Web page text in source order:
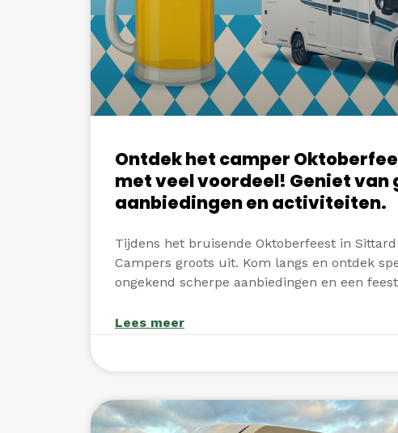
Ontdek het camper
met veel voordeel! Geniet van
aanbiedingen en activiteiten.
Tijdens het bruisende Oktoberfeest in
Campers groots uit. Kom langs en ontdek
ongekend scherpe aanbiedingen en een
Lees meer